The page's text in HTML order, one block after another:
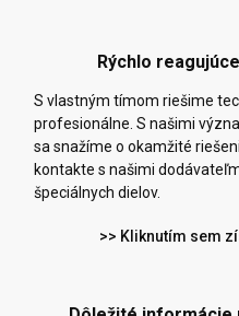
Rýchlo
S vlastným tímom riešime
profesionálne. S našimi
sa snažíme o okamžité
kontakte s našimi
špeciálnych dielov.
>> Kliknutím sem